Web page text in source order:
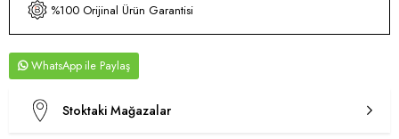
%100 Orijinal Ürün Garantisi
WhatsApp
Stoktaki Mağazalar